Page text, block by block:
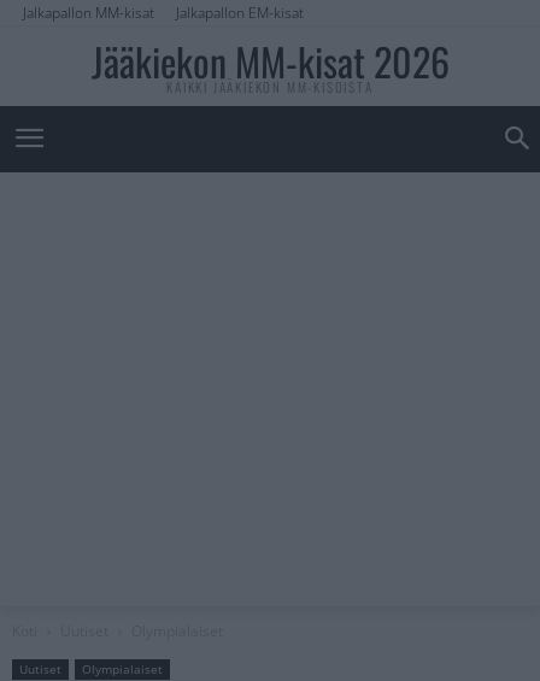
Jalkapallon MM-kisat Jalkapallon EM-kisat
Jääkiekon MM-kisat 2026
KAIKKI JÄÄKIEKON MM-KISOISTA
Uutiset Olympialaiset